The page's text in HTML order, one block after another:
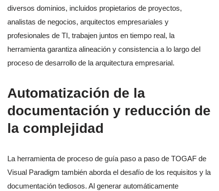
diversos dominios, incluidos propietarios de proyectos,
analistas de negocios, arquitectos empresariales y
profesionales de TI, trabajen juntos en tiempo real, la
herramienta garantiza alineación y consistencia a lo largo del
proceso de desarrollo de la arquitectura empresarial.
Automatización de la
documentación y reducción de
la complejidad
La herramienta de proceso de guía paso a paso de TOGAF de
Visual Paradigm también aborda el desafío de los requisitos y la
documentación tediosos. Al generar automáticamente